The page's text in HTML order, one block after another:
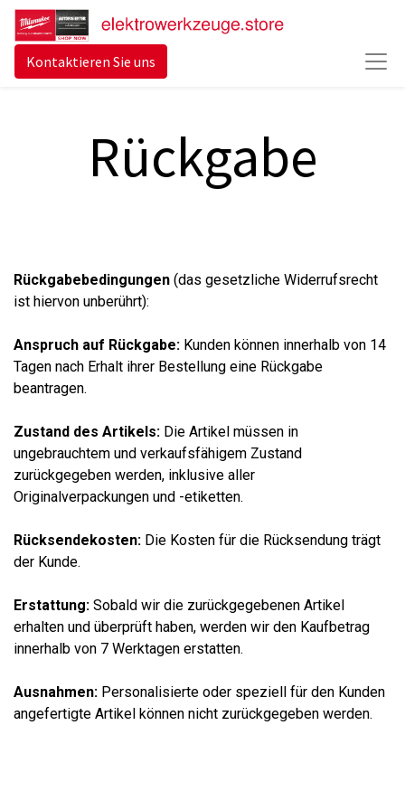
Kontaktieren Sie uns
Rückgabe
Rückgabebedingungen (das gesetzliche Widerrufsrecht
ist hiervon unberührt):
Anspruch auf Rückgabe: Kunden können innerhalb von 14
Tagen nach Erhalt ihrer Bestellung eine Rückgabe
beantragen.
Zustand des Artikels: Die Artikel müssen in
ungebrauchtem und verkaufsfähigem Zustand
zurückgegeben werden, inklusive aller
Originalverpackungen und -etiketten.
Rücksendekosten: Die Kosten für die Rücksendung trägt
der Kunde.
Erstattung: Sobald wir die zurückgegebenen Artikel
erhalten und überprüft haben, werden wir den Kaufbetrag
innerhalb von 7 Werktagen erstatten.
Ausnahmen: Personalisierte oder speziell für den Kunden
angefertigte Artikel können nicht zurückgegeben werden.